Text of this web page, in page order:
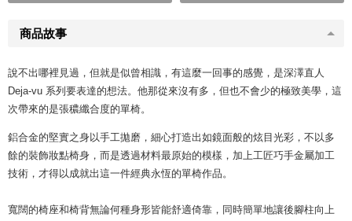
商品故事
說不出哪裡見過，但就是似曾相識，有這麼一回事的感覺，是深澤直人
Deja-vu 系列要表達的想法。他那從來沒有多，但也不會少的極致美學，這
次帶來的是張穠纖合度的單椅。
鋁合金的堅實之身以手工拋磨，細心打造出如鏡面般的炫目光彩，不以多
餘的裝飾妝點椅身，而是透過材料最原始的模樣，加上工匠巧手金屬加工
技術，才得以成就出這一件經典永恆的單椅作品。
寬闊的椅座和椅背無論何種身形皆能舒適倚靠，同時簡單地讓後腳柱向上